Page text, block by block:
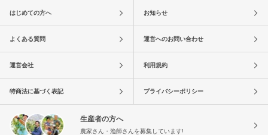
はじめての方へ お知らせ
よくある質問 運営へのお問い合わせ
運営会社 利用規約
特商法に基づく表記 プライバシーポリシー
生産者の方へ
農家さん・漁師さんを募集しています!